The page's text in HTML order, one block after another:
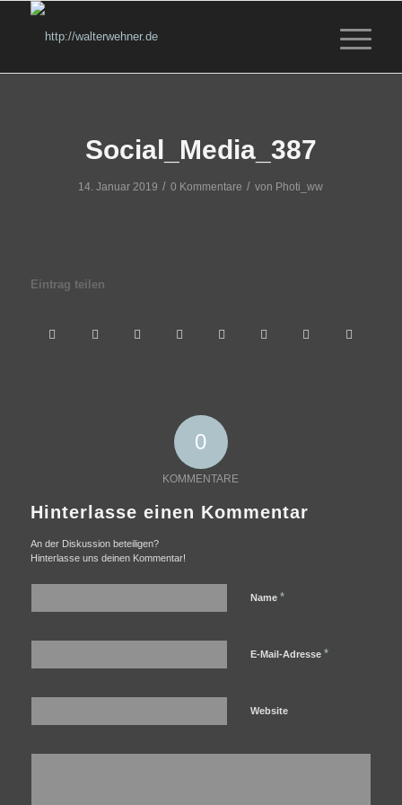
Social_Media_387
14. Januar 2019 / 0 Kommentare / von Photi_ww
Eintrag teilen
0
KOMMENTARE
Hinterlasse einen Kommentar
An der Diskussion beteiligen?
Hinterlasse uns deinen Kommentar!
Name *
E-Mail-Adresse *
Website